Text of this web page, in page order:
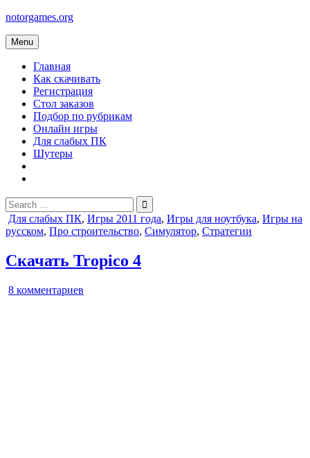
Skip
content
notorgames.org
Menu
Главная
Как скачивать
Регистрация
Стол заказов
Подбор по рубрикам
Онлайн игры
Для слабых ПК
Шутеры
Search
for:
Posted
in
Для слабых ПК, Игры 2011 года, Игры для ноутбука, Игры на
русском, Про строительство, Симулятор, Стратегии
Скачать Tropico 4
8 комментариев